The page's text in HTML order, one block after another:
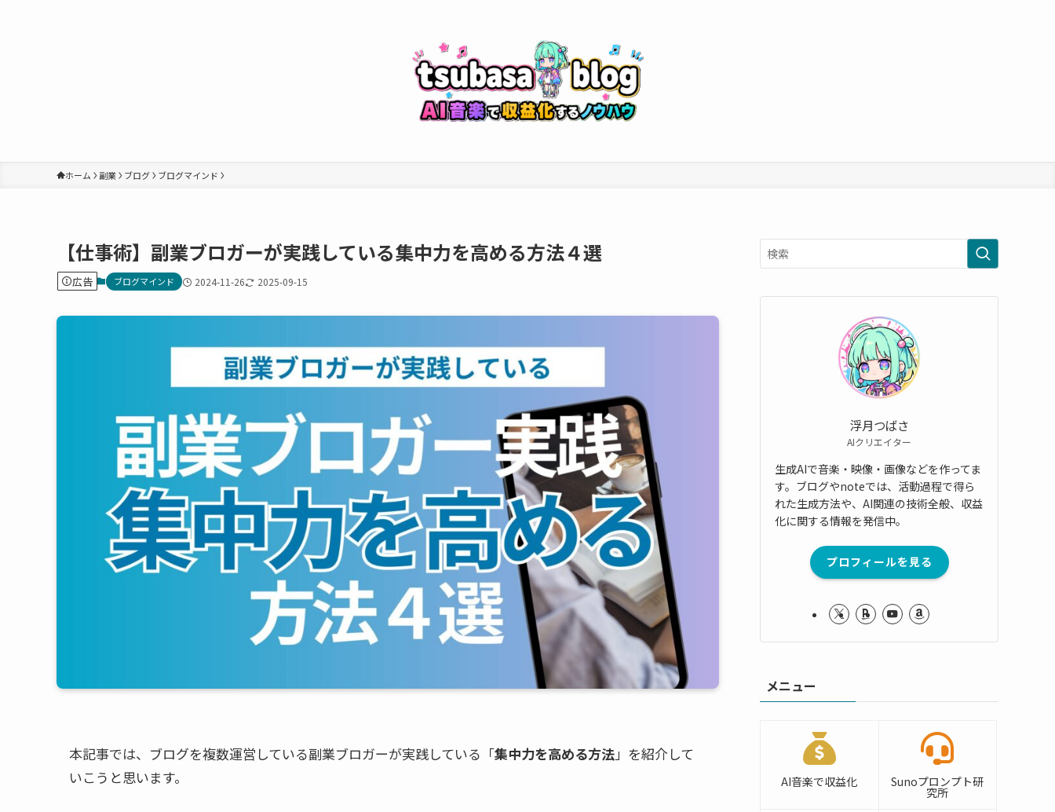
ホーム 副業 ブログ ブログマインド
【仕事術】副業ブロガーが実践している集中力を高める方法４選
広告 ブログマインド 2024-11-26 2025-09-15
本記事では、ブログを複数運営している副業ブロガーが実践している「集中力を高める方法」を紹介して
いこうと思います。
浮月つばさ
AIクリエイター
生成AIで音楽・映像・画像などを作ってま
す。ブログやnoteでは、活動過程で得ら
れた生成方法や、AI関連の技術全般、収益
化に関する情報を発信中。
プロフィールを見る
メニュー
AI音楽で収益化 Sunoプロンプト研
究所